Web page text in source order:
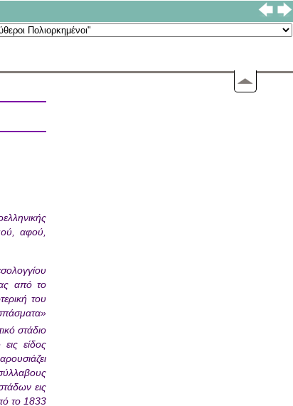
αφού,
από το
του
στάδιο
είδος
εις
το 1833